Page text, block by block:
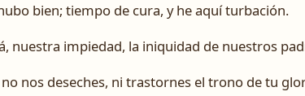
bien; tiempo de cura, y he aquí turbación.
nuestra impiedad, la iniquidad de nuestros
nos deseches, ni trastornes el trono de tu